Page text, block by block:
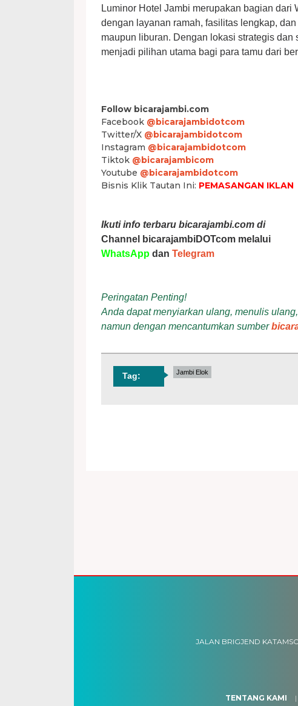
Luminor Hotel Jambi merupakan bagian dari
dengan layanan ramah, fasilitas lengkap,
maupun liburan. Dengan lokasi strategis
menjadi pilihan utama bagi para tamu dari
Follow bicarajambi.com
Facebook @bicarajambidotcom
Twitter/X @bicarajambidotcom
Instagram @bicarajambidotcom
Tiktok @bicarajambicom
Youtube @bicarajambidotcom
Bisnis Klik Tautan Ini: PEMASANGAN IKLAN
Ikuti info terbaru bicarajambi.com di
Channel bicarajambiDOTcom melalui
WhatsApp dan Telegram
Peringatan Penting!
Anda dapat menyiarkan ulang, menulis
namun dengan mencantumkan sumber
Tag: Jambi Elok
JALAN BRIGJEND
TENTANG KAMI